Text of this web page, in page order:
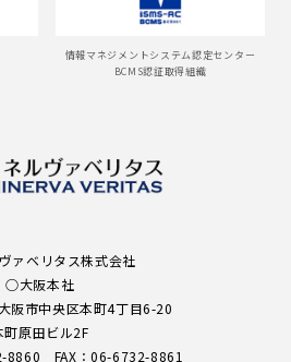
情報マネジメントシステム認定センター
BCMS認証取得組織
ァベリタス株式会社
○大阪本社
阪市中央区本町4丁目6-20
町原田ビル2F
8860 FAX：06-6732-8861